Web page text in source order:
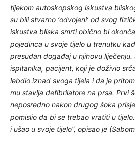
tijekom autoskopskog iskustva
su bili stvarno ‘odvojeni’ od svog
iskustva bliska smrti obično bi
pojedinca u svoje tijelo u trenutku
presudan događaj u njihovu
ispitanika, pacijent, koji je doživio
lebdio iznad svoga tijela i da je
mu stavlja defibrilatore na prsa. Prvi
neposredno nakon drugog šoka
pomislio da bi se trebao vratiti u tijelo.
i ušao u svoje tijelo”, opisao je